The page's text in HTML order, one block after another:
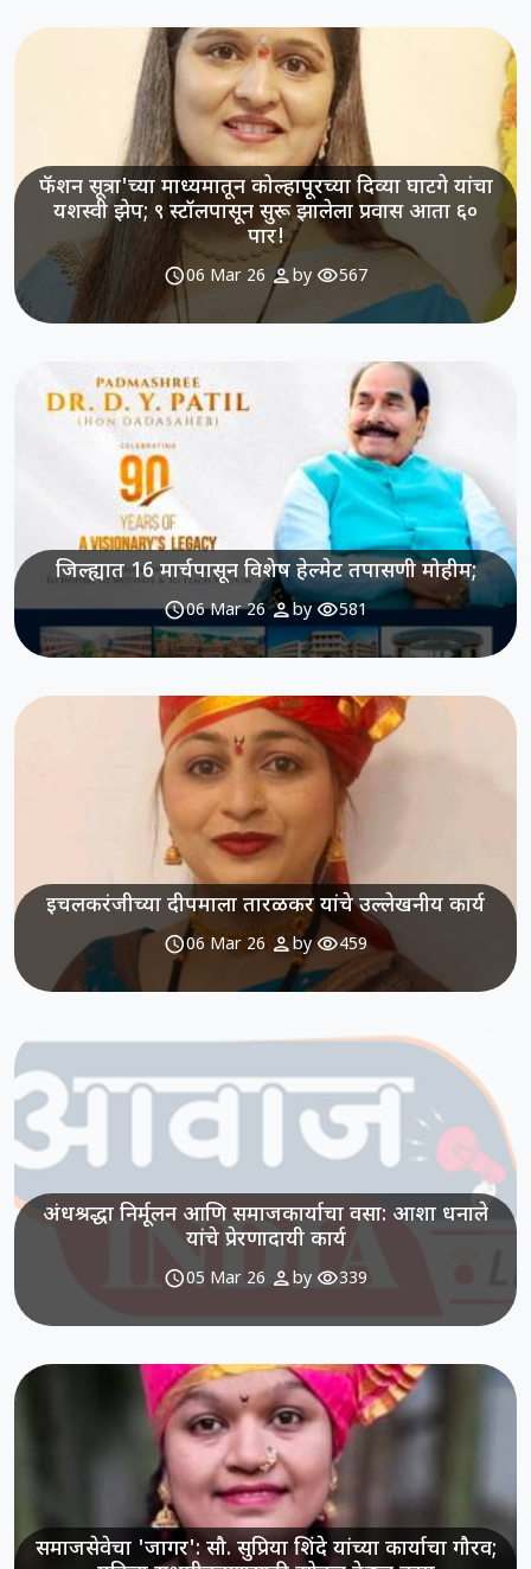
फॅशन सूत्रा'च्या माध्यमातून कोल्हापूरच्या दिव्या घाटगे यांचा
यशस्वी झेप; ९ स्टॉलपासून सुरू झालेला प्रवास आता ६०
पार!
schedule06 Mar 26 personby visibility567
जिल्ह्यात 16 मार्चपासून विशेष हेल्मेट तपासणी मोहीम;
schedule06 Mar 26 personby visibility581
इचलकरंजीच्या दीपमाला तारळकर यांचे उल्लेखनीय कार्य
schedule06 Mar 26 personby visibility459
अंधश्रद्धा निर्मूलन आणि समाजकार्याचा वसा: आशा धनाले
यांचे प्रेरणादायी कार्य
schedule05 Mar 26 personby visibility339
समाजसेवेचा 'जागर': सौ. सुप्रिया शिंदे यांच्या कार्याचा गौरव;